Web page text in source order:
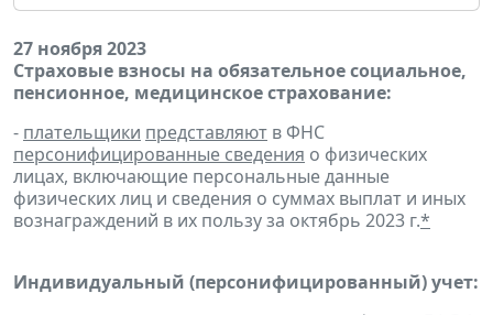
27 ноября 2023
Страховые взносы на обязательное социальное,
пенсионное, медицинское страхование:
- плательщики представляют в ФНС
персонифицированные сведения о физических
лицах, включающие персональные данные
физических лиц и сведения о суммах выплат и иных
вознаграждений в их пользу за октябрь 2023 г.*
Индивидуальный (персонифицированный) учет: